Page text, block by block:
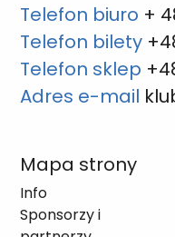
Telefon biuro +
Telefon bilety
Telefon sklep
Adres e-mail
Mapa strony
Info
Sponsorzy i